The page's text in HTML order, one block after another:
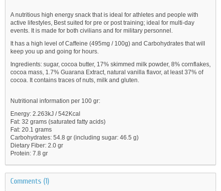
A nutritious high energy snack that is ideal for athletes and people with
active lifestyles, Best suited for pre or post training; ideal for multi-day
events. It is made for both civilians and for military personnel.
It has a high level of Caffeine (495mg / 100g) and Carbohydrates that will
keep you up and going for hours.
Ingredients: sugar, cocoa butter, 17% skimmed milk powder, 8% cornflakes,
cocoa mass, 1.7% Guarana Extract, natural vanilla flavor, at least 37% of
cocoa. It contains traces of nuts, milk and gluten.
Nutritional information per 100 gr:
Energy: 2.263kJ / 542Kcal
Fat: 32 grams (saturated fatty acids)
Fat: 20.1 grams
Carbohydrates: 54.8 gr (including sugar: 46.5 g)
Dietary Fiber: 2.0 gr
Protein: 7.8 gr
Comments (1)